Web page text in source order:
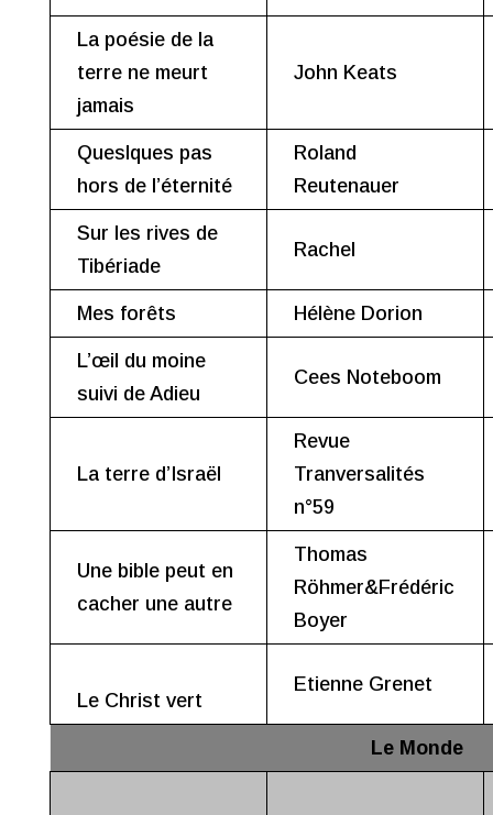
La poésie de la
terre ne meurt
jamais
John Keats
Queslques pas
hors de l’éternité
Roland
Reutenauer
Sur les rives de
Tibériade
Rachel
Mes forêts Hélène Dorion
L’œil du moine
suivi de Adieu
Cees Noteboom
La terre d’Israël
Revue
Tranversalités
n°59
Une bible peut en
cacher une autre
Thomas
Röhmer&Frédéric
Boyer
Le Christ vert
Etienne Grenet
Le Monde